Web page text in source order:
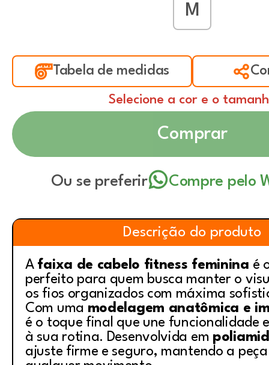
M
Tabela de medidas
Selecione a cor e o
Comprar
Ou se preferir Compre pelo
Descrição do produto
A faixa de cabelo fitness feminina é
perfeito para quem busca manter o
os fios organizados com máxima
Com uma modelagem anatômica e
é o toque final que une funcionalidade
à sua rotina. Desenvolvida em
ajuste firme e seguro, mantendo a